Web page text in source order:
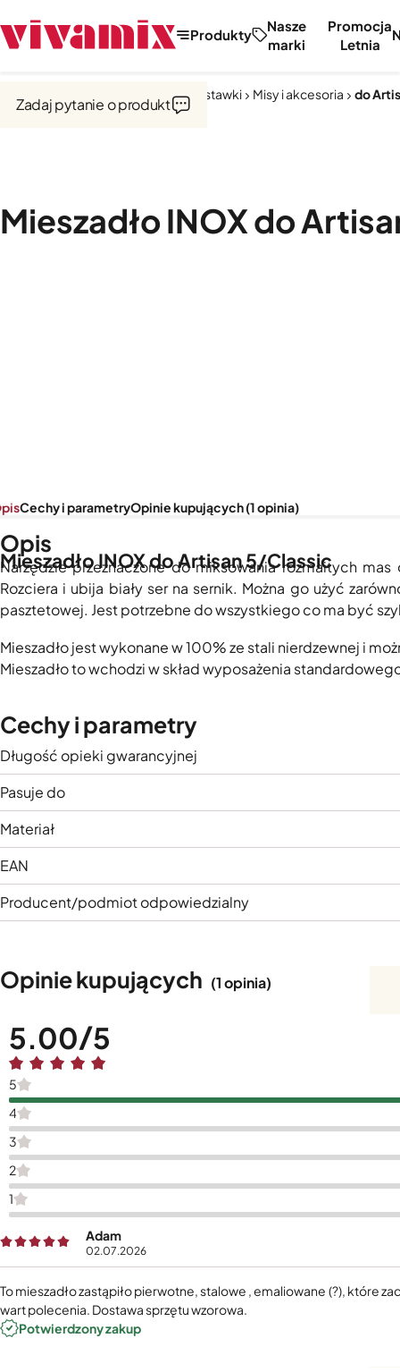
Produkty
Nasze
marki
Promocja
Letnia
Miksery, misy, przystawki Misy i akcesoria do
Mieszadło INOX do
Zadaj pytanie o produkt
Mieszadło INOX do Artisan 5/Classic
Cechy i parametryOpinie kupujących (1 opinia)
Opis
Narzędzie przeznaczone do miksowania rozmaitych
Rozciera i ubija biały ser na sernik. Można go użyć
pasztetowej. Jest potrzebne do wszystkiego co ma być
Mieszadło jest wykonane w 100% ze stali nierdzewnej i
Mieszadło to wchodzi w skład wyposażenia
Cechy i parametry
Długość opieki gwarancyjnej
Pasuje do
Materiał
EAN
Producent/podmiot odpowiedzialny
Opinie kupujących (1 opinia)
5.00
5
4
3
2
1
Adam
02.07.2026
To mieszadło zastąpiło pierwotne, stalowe , emaliowane (?), które
wart polecenia. Dostawa sprzętu wzorowa.
Potwierdzony zakup